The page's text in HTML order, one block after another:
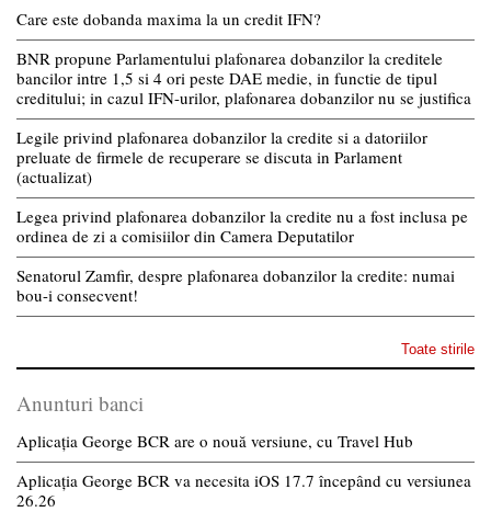
Care este dobanda maxima la un credit IFN?
BNR propune Parlamentului plafonarea dobanzilor la creditele
bancilor intre 1,5 si 4 ori peste DAE medie, in functie de tipul
creditului; in cazul IFN-urilor, plafonarea dobanzilor nu se justifica
Legile privind plafonarea dobanzilor la credite si a datoriilor
preluate de firmele de recuperare se discuta in Parlament
(actualizat)
Legea privind plafonarea dobanzilor la credite nu a fost inclusa pe
ordinea de zi a comisiilor din Camera Deputatilor
Senatorul Zamfir, despre plafonarea dobanzilor la credite: numai
bou-i consecvent!
Toate stirile
Anunturi banci
Aplicația George BCR are o nouă versiune, cu Travel Hub
Aplicația George BCR va necesita iOS 17.7 începând cu versiunea
26.26